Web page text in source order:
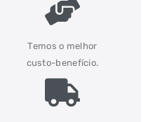
Temos o melhor
custo-benefício.